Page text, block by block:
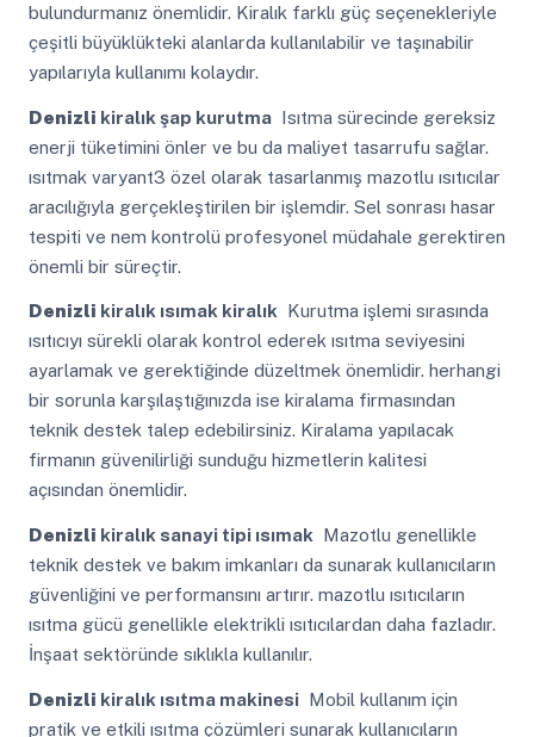
bulundurmanız önemlidir. Kiralık farklı güç seçenekleriyle
çeşitli büyüklükteki alanlarda kullanılabilir ve taşınabilir
yapılarıyla kullanımı kolaydır.
Denizli kiralık şap kurutmaIsıtma sürecinde gereksiz
enerji tüketimini önler ve bu da maliyet tasarrufu sağlar.
ısıtmak varyant3 özel olarak tasarlanmış mazotlu ısıtıcılar
aracılığıyla gerçekleştirilen bir işlemdir. Sel sonrası hasar
tespiti ve nem kontrolü profesyonel müdahale gerektiren
önemli bir süreçtir.
Denizli kiralık ısımak kiralıkKurutma işlemi sırasında
ısıtıcıyı sürekli olarak kontrol ederek ısıtma seviyesini
ayarlamak ve gerektiğinde düzeltmek önemlidir. herhangi
bir sorunla karşılaştığınızda ise kiralama firmasından
teknik destek talep edebilirsiniz. Kiralama yapılacak
firmanın güvenilirliği sunduğu hizmetlerin kalitesi
açısından önemlidir.
Denizli kiralık sanayi tipi ısımak Mazotlu genellikle
teknik destek ve bakım imkanları da sunarak kullanıcıların
güvenliğini ve performansını artırır. mazotlu ısıtıcıların
ısıtma gücü genellikle elektrikli ısıtıcılardan daha fazladır.
İnşaat sektöründe sıklıkla kullanılır.
Denizli kiralık ısıtma makinesiMobil kullanım için
pratik ve etkili ısıtma çözümleri sunarak kullanıcıların